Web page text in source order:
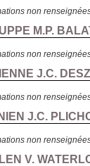
non
M.P.
non
J.C.
non
J.C.
non
V.